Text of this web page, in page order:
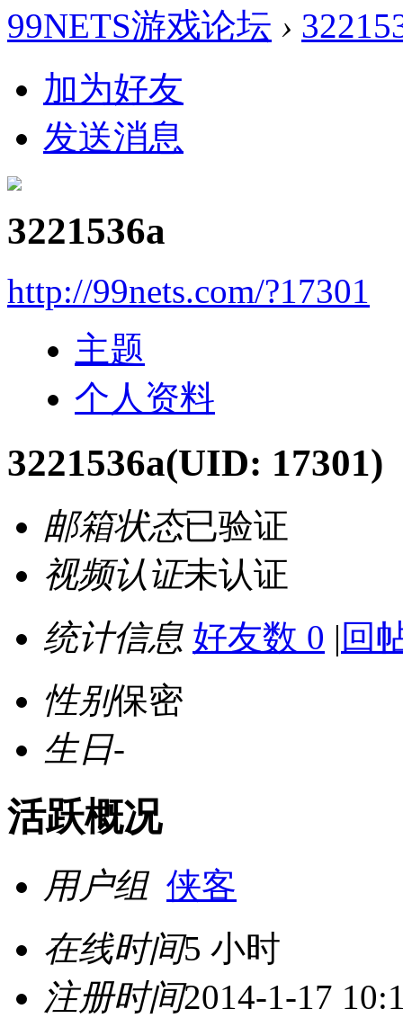
99NETS游戏论坛 ›
加为好友
发送消息
3221536a
http://99nets.com/?17301
主题
个人资料
3221536a(UID: 17301)
邮箱状态已验证
视频认证未认证
统计信息 好友数 0 | 回
性别保密
生日-
活跃概况
用户组 侠客
在线时间5 小时
注册时间2014-1-17